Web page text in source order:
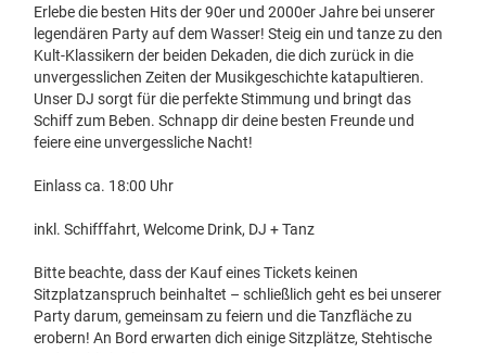
Erlebe die besten Hits der 90er und 2000er Jahre bei unserer
legendären Party auf dem Wasser! Steig ein und tanze zu den
Kult-Klassikern der beiden Dekaden, die dich zurück in die
unvergesslichen Zeiten der Musikgeschichte katapultieren.
Unser DJ sorgt für die perfekte Stimmung und bringt das
Schiff zum Beben. Schnapp dir deine besten Freunde und
feiere eine unvergessliche Nacht!
Einlass ca. 18:00 Uhr
inkl. Schifffahrt, Welcome Drink, DJ + Tanz
Bitte beachte, dass der Kauf eines Tickets keinen
Sitzplatzanspruch beinhaltet – schließlich geht es bei unserer
Party darum, gemeinsam zu feiern und die Tanzfläche zu
erobern! An Bord erwarten dich einige Sitzplätze, Stehtische